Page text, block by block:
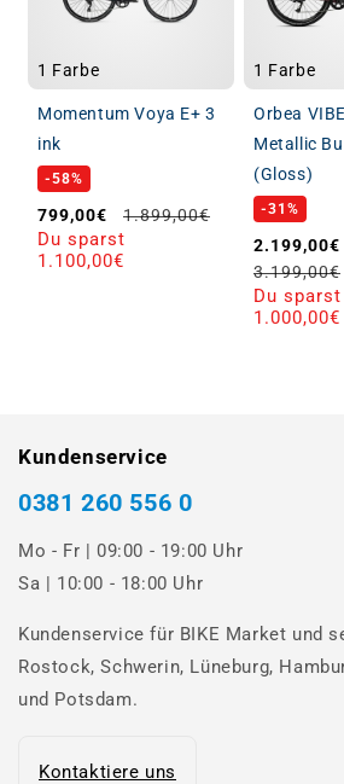
1 Farbe
Momentum Voya E+ 3
ink
-58%
Verkaufspreis
799,00€ Normaler Preis
1.899,00€
Du sparst
1.100,00€
1 Farbe
Orbea
Metallic
(Gloss)
-31%
2.199,00€
3.199,00€
Du sparst
1.000,00€
Kundenservice
0381 260 556 0
Mo - Fr | 09:00 - 19:00 Uhr
Sa | 10:00 - 18:00 Uhr
Kundenservice für BIKE Market und
Rostock, Schwerin, Lüneburg,
und Potsdam.
Kontaktiere uns